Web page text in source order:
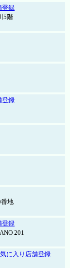
登録
5階
登録
地
登録
201
に入り店舗登録